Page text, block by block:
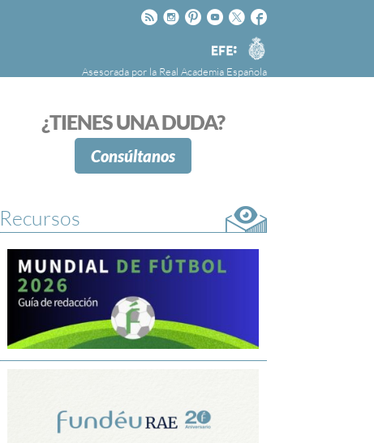
Facebook
Twitter
Youtube
Pinteres
Instagram
Rss
Agencia
EFE
Asesorada por la Real Academia Española
FundéuRAE es una fundación patrocinada por
la Agencia Efe y la Real Academia Española,
cuyo objetivo es colaborar con el buen uso del
¿TIENES UNA DUDA?
Consúltanos
Recursos